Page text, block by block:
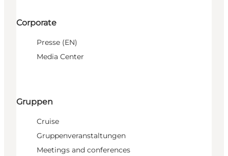
Corporate
Presse (EN)
Media Center
Gruppen
Cruise
Gruppenveranstaltungen
Meetings and conferences